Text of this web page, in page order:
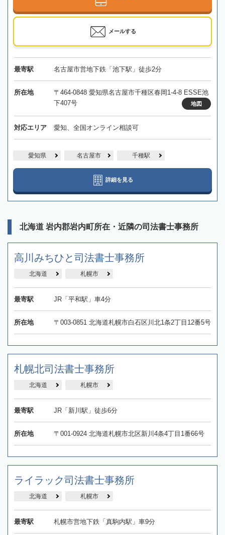
メールする
最寄駅 名古屋市営地下鉄「池下駅」徒歩2分
所在地
〒464-0848 愛知県名古屋市千種区春岡1-4-8 ESSE池
下407号
地図
対応エリア 愛知、全国オンライン相談可
愛知県 名古屋市 千種駅
詳細を見る
北海道 岩内郡岩内町所在・近隣の司法書士事務所
高川みちひと司法書士事務所
北海道 札幌市
最寄駅 JR「平和駅」車4分
所在地 〒003-0851 北海道札幌市白石区川北1条2丁目12番5号
札幌北司法書士事務所
北海道 札幌市
最寄駅 JR「新川駅」徒歩6分
所在地 〒001-0924 北海道札幌市北区新川4条4丁目1番66号
ライラック司法書士事務所
北海道 札幌市
最寄駅 札幌市営地下鉄「真駒内駅」車9分